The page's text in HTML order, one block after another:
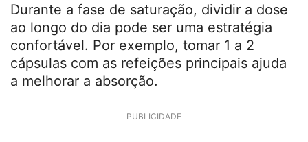
desempenho muscular.
Após o treino : Para melhorar a
recuperação e a absorção, especialmente
quando consumida com carboidratos.
para garantir boa absorção. Como a